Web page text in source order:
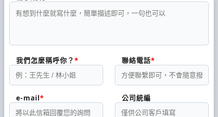
我們怎麼稱呼你？ 聯絡電話
e-mail 公司統編